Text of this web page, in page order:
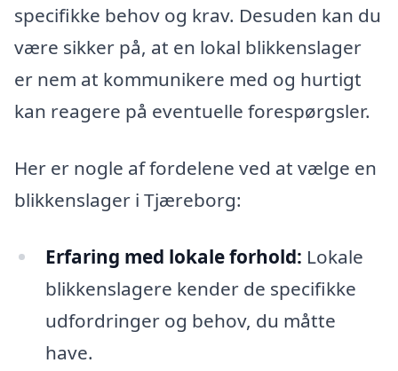
specifikke behov og krav. Desuden kan du
være sikker på, at en lokal blikkenslager
er nem at kommunikere med og hurtigt
kan reagere på eventuelle forespørgsler.
Her er nogle af fordelene ved at vælge en
blikkenslager i Tjæreborg:
Erfaring med lokale forhold: Lokale
blikkenslagere kender de specifikke
udfordringer og behov, du måtte
have.